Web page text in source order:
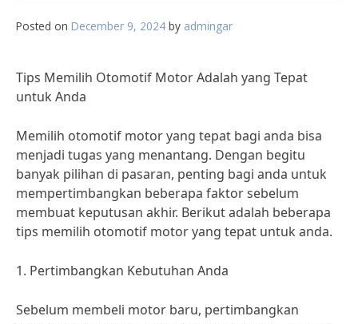
Posted on December 9, 2024 by admingar
Tips Memilih Otomotif Motor Adalah yang Tepat
untuk Anda
Memilih otomotif motor yang tepat bagi anda bisa
menjadi tugas yang menantang. Dengan begitu
banyak pilihan di pasaran, penting bagi anda untuk
mempertimbangkan beberapa faktor sebelum
membuat keputusan akhir. Berikut adalah beberapa
tips memilih otomotif motor yang tepat untuk anda.
1. Pertimbangkan Kebutuhan Anda
Sebelum membeli motor baru, pertimbangkan